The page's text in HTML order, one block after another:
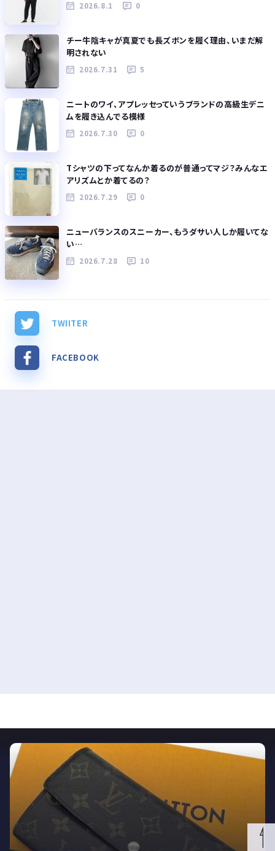
2026.8.1 0
チー牛陰キャが真夏でも長ズボンを履く理由、いまだ解
明されない
2026.7.31 5
ニートのワイ、アプレッセっていうブランドの高級生デニ
ムを履き込んでる模様
2026.7.30 0
Tシャツの下ってなんか着るのが普通ってマジ？みんなエ
アリズムとか着てるの？
2026.7.29 0
ニューバランスのスニーカー、もうダサい人しか履いてな
い…
2026.7.28 10
TWIITER
FACEBOOK